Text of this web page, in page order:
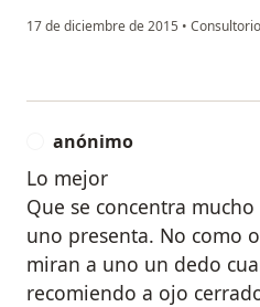
17 de diciembre de 2015 •
anónimo
Lo mejor
Que se concentra
uno presenta. No como
miran a uno un dedo
recomiendo a ojo